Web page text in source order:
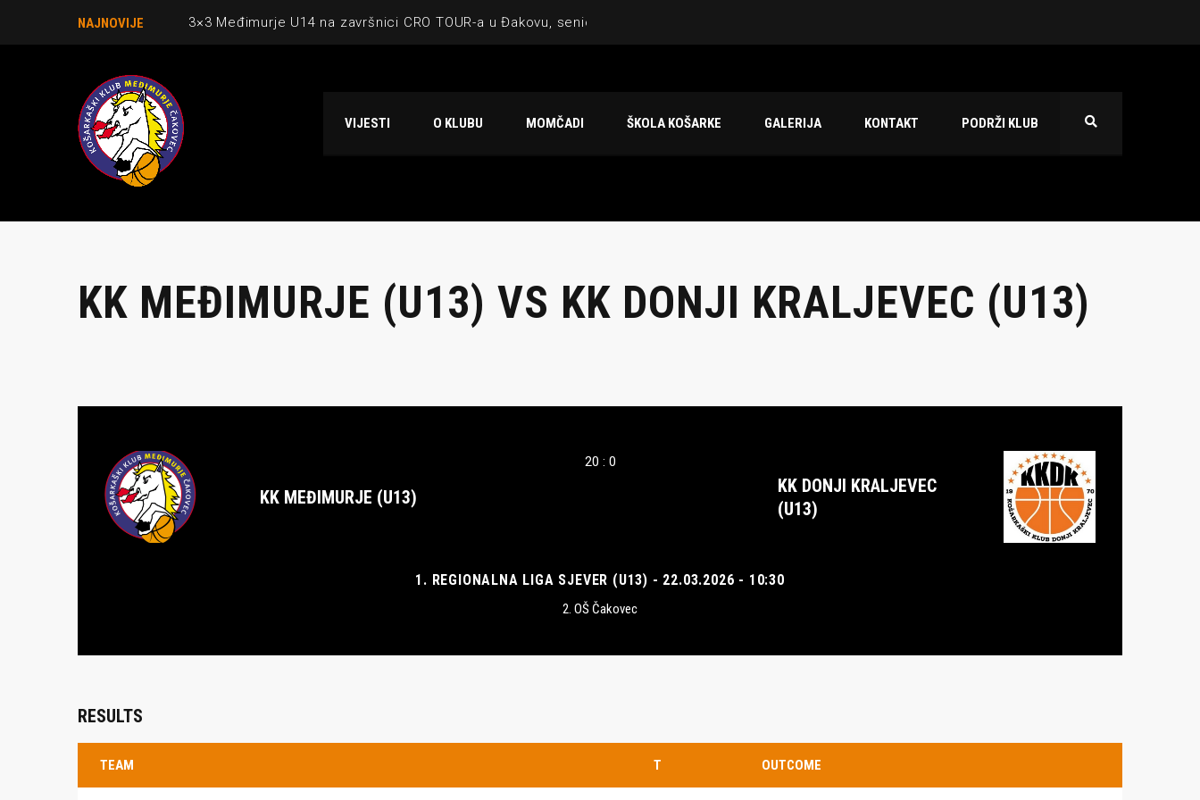
NAJNOVIJE 3×3 Međimurje U14 na završnici CRO TOUR-a u Đakovu, seniorska ekipa 3×3 osvojila Krbulju
Međimurje u revijalnoj utakmici ugostilo atraktivnu NCAA ekipu OBU Bison
VIJESTI O KLUBU MOMČADI ŠKOLA KOŠARKE GALERIJA KONTAKT PODRŽI KLUB
KK MEĐIMURJE (U13) VS KK DONJI KRALJEVEC (U13)
KK MEĐIMURJE (U13)
20 : 0
KK DONJI KRALJEVEC
(U13)
1. REGIONALNA LIGA SJEVER (U13) - 22.03.2026 - 10:30
2. OŠ Čakovec
RESULTS
TEAM T OUTCOME